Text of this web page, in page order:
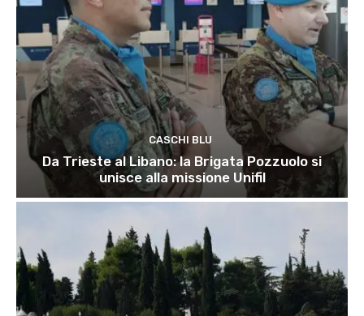
CASCHI BLU
Da Trieste al Libano: la Brigata Pozzuolo si
unisce alla missione Unifil